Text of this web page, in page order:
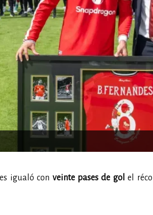
igualó con veinte pases de gol el